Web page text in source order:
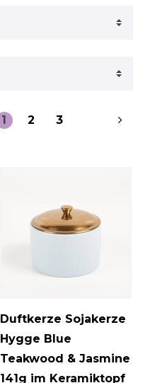
1 2 3
Duftkerze Sojakerze
Hygge Blue
Teakwood & Jasmine
141g im Keramiktopf